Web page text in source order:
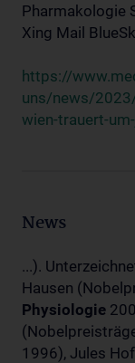
Pharmakologie
Xing Mail
https://
uns/news/
wien-trauert-
News
...).
Hausen
Physiologie
1996), Jules